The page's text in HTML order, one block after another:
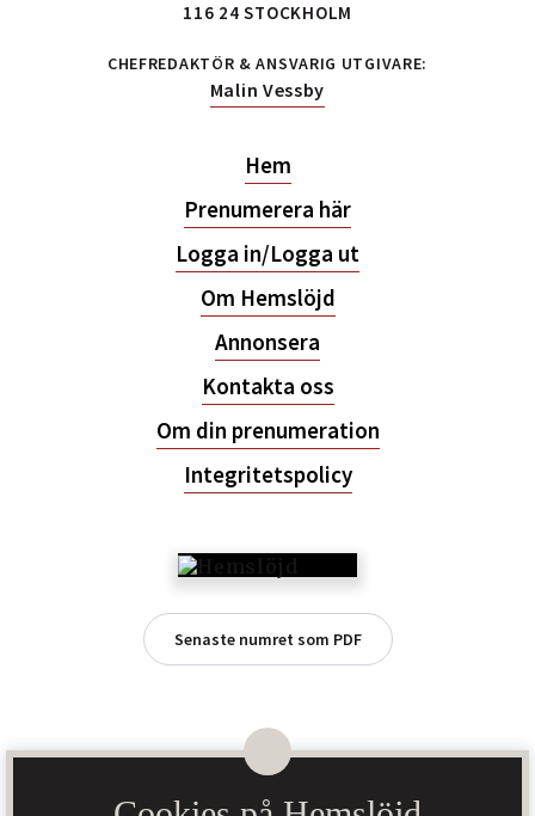
116 24 STOCKHOLM
CHEFREDAKTÖR & ANSVARIG UTGIVARE:
Malin Vessby
Hem
Prenumerera här
Logga in/Logga ut
Om Hemslöjd
Annonsera
Kontakta oss
Om din prenumeration
Integritetspolicy
Senaste numret som PDF